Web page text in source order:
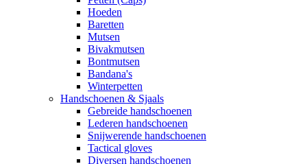
Hoeden
Baretten
Mutsen
Bivakmutsen
Bontmutsen
Bandana's
Winterpetten
Handschoenen & Sjaals
Gebreide handschoenen
Lederen handschoenen
Snijwerende handschoenen
Tactical gloves
Diversen handschoenen